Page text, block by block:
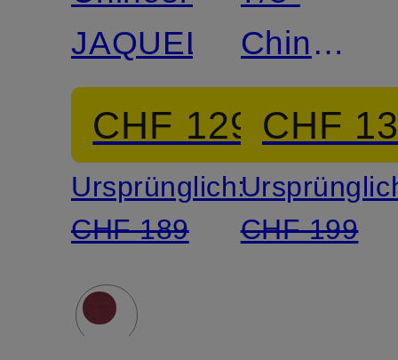
JAQUELINE
CHF 129
Ursprünglich:
CHF 189
Chino
NEW
YORK
CHF
CHF 199